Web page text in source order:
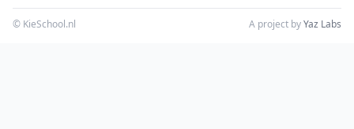
© KieSchool.nl A project byYaz Labs